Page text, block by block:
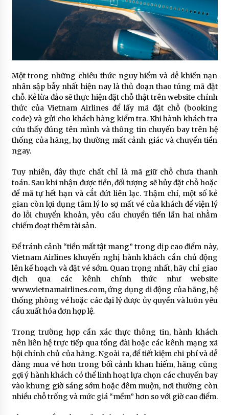
Một trong những chiêu thức nguy hiểm và dễ khiến nạn
nhân sập bẫy nhất hiện nay là thủ đoạn thao túng mã đặt
chỗ. Kẻ lừa đảo sẽ thực hiện đặt chỗ thật trên website chính
thức của Vietnam Airlines để lấy mã đặt chỗ (booking
code) và gửi cho khách hàng kiểm tra. Khi hành khách tra
cứu thấy đúng tên mình và thông tin chuyến bay trên hệ
thống của hãng, họ thường mất cảnh giác và chuyển tiền
ngay.
Tuy nhiên, đây thực chất chỉ là mã giữ chỗ chưa thanh
toán. Sau khi nhận được tiền, đối tượng sẽ hủy đặt chỗ hoặc
để mã tự hết hạn và cắt đứt liên lạc. Thậm chí, một số kẻ
gian còn lợi dụng tâm lý lo sợ mất vé của khách để viện lý
do lỗi chuyển khoản, yêu cầu chuyển tiền lần hai nhằm
chiếm đoạt thêm tài sản.
Để tránh cảnh “tiền mất tật mang” trong dịp cao điểm này,
Vietnam Airlines khuyến nghị hành khách cần chủ động
lên kế hoạch và đặt vé sớm. Quan trọng nhất, hãy chỉ giao
dịch qua các kênh chính thức như website
www.vietnamairlines.com, ứng dụng di động của hãng, hệ
thống phòng vé hoặc các đại lý được ủy quyền và luôn yêu
cầu xuất hóa đơn hợp lệ.
Trong trường hợp cần xác thực thông tin, hành khách
nên liên hệ trực tiếp qua tổng đài hoặc các kênh mạng xã
hội chính chủ của hãng. Ngoài ra, để tiết kiệm chi phí và dễ
dàng mua vé hơn trong bối cảnh khan hiếm, hãng cũng
gợi ý hành khách có thể linh hoạt lựa chọn các chuyến bay
vào khung giờ sáng sớm hoặc đêm muộn, nơi thường còn
nhiều chỗ trống và mức giá “mềm” hơn so với giờ cao điểm.